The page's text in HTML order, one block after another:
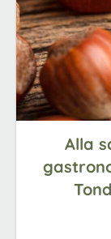
Alla